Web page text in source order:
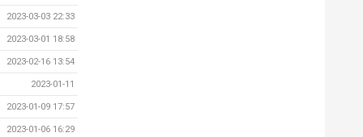
2023-03-03 22:33
2023-03-01 18:58
2023-02-16 13:54
2023-01-11
2023-01-09 17:57
2023-01-06 16:29